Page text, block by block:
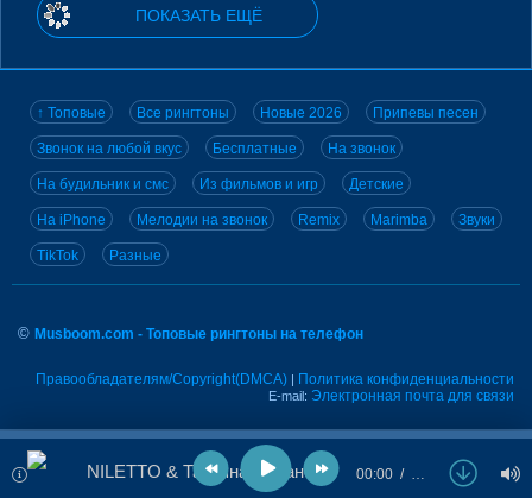
ПОКАЗАТЬ ЕЩЁ
↑ Топовые Все рингтоны Новые 2026 Припевы песен
Звонок на любой вкус Бесплатные На звонок
На будильник и смс Из фильмов и игр Детские
На iPhone Мелодии на звонок Remix Marimba Звуки
TikTok Разные
© Musboom.com - Топовые рингтоны на телефон
Правообладателям/Copyright(DMCA) | Политика конфиденциальности
E-mail: Электронная почта для связи
NILETTO & Татьяна Буланова - Первыми 00:00 …